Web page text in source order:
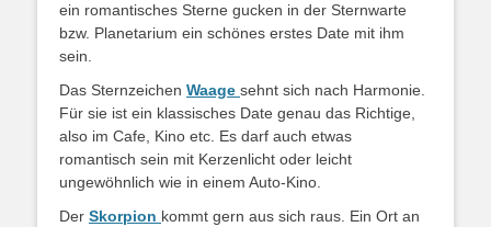
ein romantisches Sterne gucken in der Sternwarte
bzw. Planetarium ein schönes erstes Date mit ihm
sein.
Das Sternzeichen Waage sehnt sich nach Harmonie.
Für sie ist ein klassisches Date genau das Richtige,
also im Cafe, Kino etc. Es darf auch etwas
romantisch sein mit Kerzenlicht oder leicht
ungewöhnlich wie in einem Auto-Kino.
Der Skorpion kommt gern aus sich raus. Ein Ort an